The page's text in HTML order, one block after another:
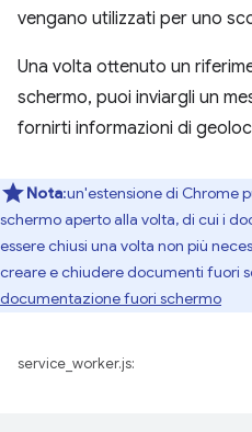
vengano utilizzati per uno
Una volta ottenuto un
schermo, puoi inviargli un
fornirti informazioni di
Nota:un'estensione di Chrome
schermo aperto alla volta, di cui i
essere chiusi una volta non più
creare e chiudere documenti fuori
documentazione fuori schermo
service_worker.js: